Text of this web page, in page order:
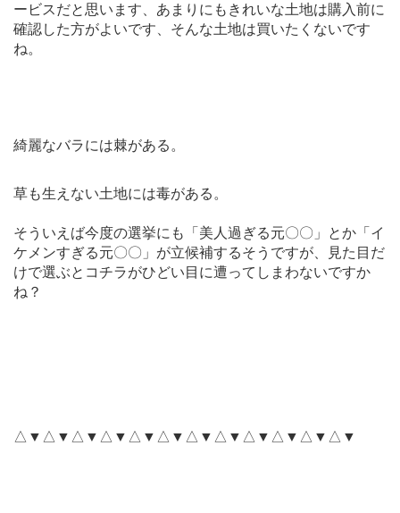
ービスだと思います、あまりにもきれいな土地は購入前に
確認した方がよいです、そんな土地は買いたくないです
ね。
綺麗なバラには棘がある。
草も生えない土地には毒がある。
そういえば今度の選挙にも「美人過ぎる元〇〇」とか「イ
ケメンすぎる元〇〇」が立候補するそうですが、見た目だ
けで選ぶとコチラがひどい目に遭ってしまわないですか
ね？
△▼△▼△▼△▼△▼△▼△▼△▼△▼△▼△▼△▼